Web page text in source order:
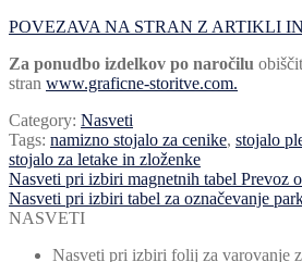
POVEZAVA NA STRAN Z ARTIKLI
Za ponudbo izdelkov po naročilu
stran www.graficne-storitve.com.
Category: Nasveti
Tags: namizno stojalo za cenike, stojalo
stojalo za letake in zloženke
Navigacija
prispevka
Previous
post:
Nasveti pri izbiri magnetnih tabel Prevoz
Next
post:
Nasveti pri izbiri tabel za označevanje
NASVETI
Nasveti pri izbiri folij za varovanje